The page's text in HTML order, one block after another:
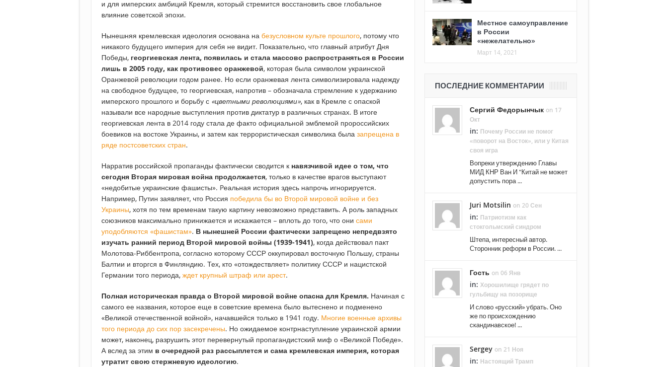
и для имперских амбиций Кремля, который стремится восстановить свое глобальное
влияние советской эпохи.
Нынешняя кремлевская идеология основана на безусловном культе прошлого, потому что
никакого будущего империя для себя не видит. Показательно, что главный атрибут Дня
Победы, георгиевская лента, появилась и стала массово распространяться в России
лишь в 2005 году, как противовес оранжевой, которая была символом украинской
Оранжевой революции годом ранее. Но если оранжевая лента символизировала надежду
на свободное будущее, то георгиевская, напротив – обозначала стремление к удержанию
имперского прошлого и борьбу с «цветными революциями», как в Кремле с опаской
называли все народные выступления против диктатур в различных странах. В итоге
георгиевская лента в 2014 году стала де факто официальной эмблемой пророссийских
боевиков на востоке Украины, и затем как террористическая символика была запрещена в
ряде постсоветских стран.
Нарратив российской пропаганды фактически сводится к навязчивой идее о том, что
сегодня Вторая мировая война продолжается, только в качестве врагов выступают
«недобитые украинские фашисты». Pеальная история здесь напрочь игнорируется.
Например, Путин заявляет, что Россия победила бы во Второй мировой войне и без
Украины, хотя по тем временам такую картину невозможно представить. А роль западных
союзников максимально принижается и искажается – вплоть до того, что они сами
уподобляются «фашистам». В нынешней России фактически запрещено непредвзято
изучать ранний период Второй мировой войны (1939-1941), когда действовал пакт
Молотова-Риббентропа, согласно которому СССР оккупировал восточную Польшу, страны
Балтии и вторгся в Финляндию. Тех, кто «отождествляет» политику СССР и нацистской
Германии того периода, ждет крупный штраф или арест.
Полная историческая правда о Второй мировой войне опасна для Кремля. Начиная с
самого ее названия, которое еще в советские времена было вытеснено и подменено
«Великой отечественной войной», начавшейся только в 1941 году. Многие военные архивы
того периода до сих пор засекречены. Но ожидаемое контрнаступление украинской армии
может, наконец, разрушить этот перевернутый пропагандистский миф о «Великой Победе».
А вслед за этим в очередной раз рассыплется и сама кремлевская империя, которая
утратит свою стержневую идеологию.
Местное самоуправление
в России
«нежелательно»
Март 14, 2021
ПОСЛЕДНИЕ КОММЕНТАРИИ
Сергий Федорынчык on 17
Окт
in: Почему России не помог
«поворот на Восток», или у Китая
своя игра
Вопреки утверждению Главы
МИД КНР Ван И "Китай не может
допустить пора ...
Juri Motsilin on 20 Сен
in: Патриотизм как
стокгольмский синдром
Штепа, интересный автор.
Сторонник реформ в России. ...
Гость on 06 Янв
in: Хорошилище грядет по
гульбищу на позорище
И слово «русский» убрать. Оно
же по происхождению
скандинавское! ...
Sergey on 21 Ноя
in: Настоящий Трамп